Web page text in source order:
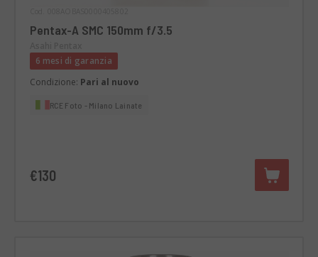
Pentax-A SMC 150mm f/3.5
6 mesi di garanzia
Condizione: Pari al nuovo
RCE Foto - Milano Lainate
€130